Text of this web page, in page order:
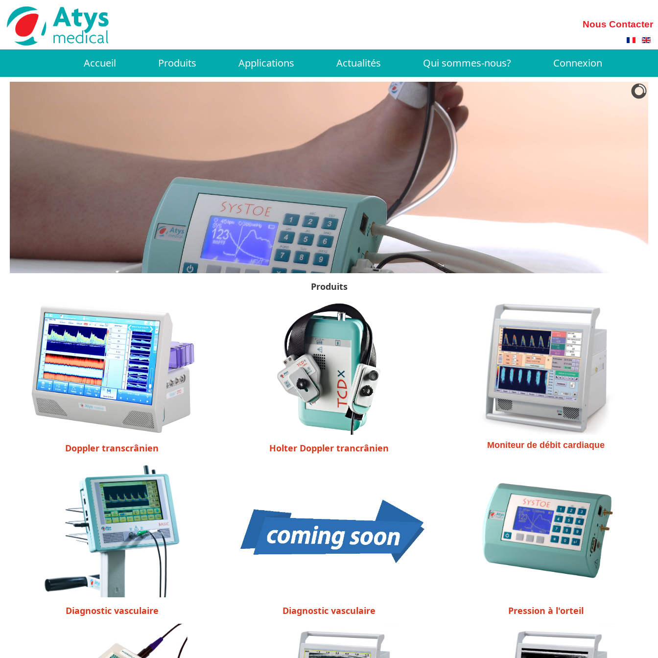
Nous Contacter
Accueil Produits Applications Actualités Qui sommes-nous? Connexion
Produits
Doppler transcrânien Holter Doppler trancrânien Moniteur de débit cardiaque
Diagnostic vasculaire Diagnostic vasculaire Pression à l'orteil